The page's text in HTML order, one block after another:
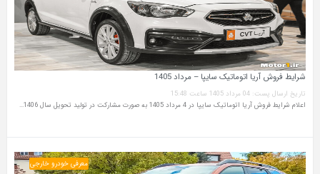
شرایط فروش آریا اتوماتیک سایپا – مرداد 1405
تاریخ ارسال پست: 04 مرداد 1405 ساعت 15:48
اعلام شرایط فروش آریا اتوماتیک سایپا در 4 مرداد 1405 به صورت مشارکت در تولید تحویل سال 1406…
معرفی خودرو خارجی